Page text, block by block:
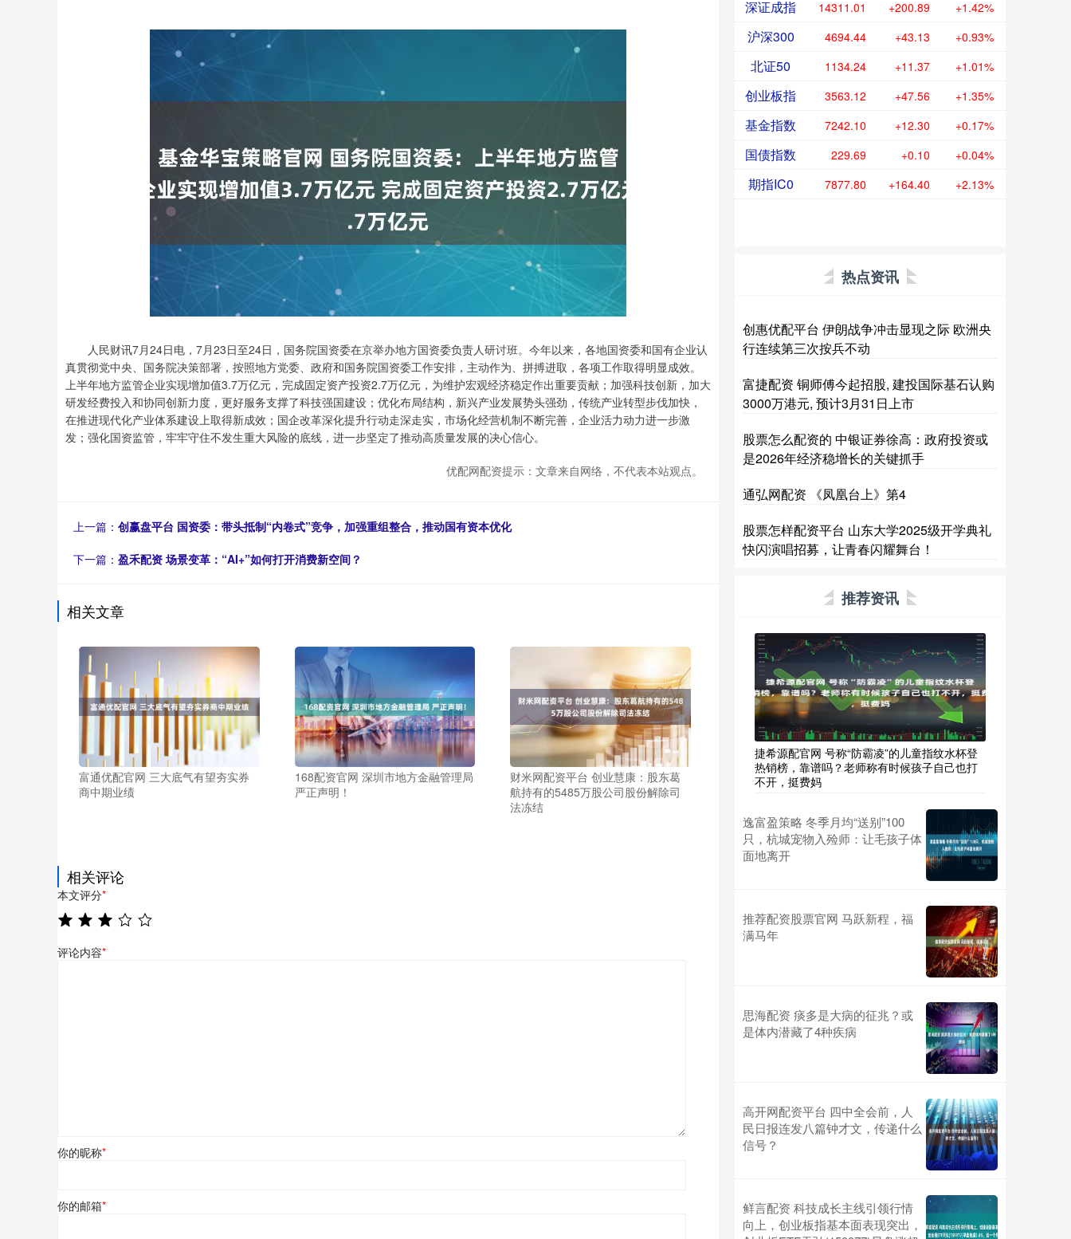
人民财讯7月24日电，7月23日至24日，国务院国资委在京举办地方国资委负责人研讨班。今年以来，各地国资委和国有企业认
真贯彻党中央、国务院决策部署，按照地方党委、政府和国务院国资委工作安排，主动作为、拼搏进取，各项工作取得明显成效。
上半年地方监管企业实现增加值3.7万亿元，完成固定资产投资2.7万亿元，为维护宏观经济稳定作出重要贡献；加强科技创新，加大
研发经费投入和协同创新力度，更好服务支撑了科技强国建设；优化布局结构，新兴产业发展势头强劲，传统产业转型步伐加快，
在推进现代化产业体系建设上取得新成效；国企改革深化提升行动走深走实，市场化经营机制不断完善，企业活力动力进一步激
发；强化国资监管，牢牢守住不发生重大风险的底线，进一步坚定了推动高质量发展的决心信心。
优配网配资提示：文章来自网络，不代表本站观点。
上一篇： 创赢盘平台 国资委：带头抵制“内卷式”竞争，加强重组整合，推动国有资本优化
下一篇： 盈禾配资 场景变革：“AI+”如何打开消费新空间？
相关文章
富通优配官网 三大底气有望夯实券
商中期业绩
168配资官网 深圳市地方金融管理局
严正声明！
财米网配资平台 创业慧康：股东葛
航持有的5485万股公司股份解除司
法冻结
相关评论
本文评分*
评论内容*
你的昵称*
你的邮箱*
深证成指 14311.01 +200.89 +1.42%
沪深300 4694.44 +43.13 +0.93%
北证50 1134.24 +11.37 +1.01%
创业板指 3563.12 +47.56 +1.35%
基金指数 7242.10 +12.30 +0.17%
国债指数 229.69 +0.10 +0.04%
期指IC0 7877.80 +164.40 +2.13%
热点资讯
创惠优配平台 伊朗战争冲击显现之际 欧洲央
行连续第三次按兵不动
富捷配资 铜师傅今起招股, 建投国际基石认购
3000万港元, 预计3月31日上市
股票怎么配资的 中银证券徐高：政府投资或
是2026年经济稳增长的关键抓手
通弘网配资 《凤凰台上》第4
股票怎样配资平台 山东大学2025级开学典礼
快闪演唱招募，让青春闪耀舞台！
推荐资讯
捷希源配官网 号称“防霸凌”的儿童指纹水杯登
热销榜，靠谱吗？老师称有时候孩子自己也打
不开，挺费妈
逸富盈策略 冬季月均“送别”100
只，杭城宠物入殓师：让毛孩子体
面地离开
推荐配资股票官网 马跃新程，福
满马年
思海配资 痰多是大病的征兆？或
是体内潜藏了4种疾病
高开网配资平台 四中全会前，人
民日报连发八篇钟才文，传递什么
信号？
鲜言配资 科技成长主线引领行情
向上，创业板指基本面表现突出，